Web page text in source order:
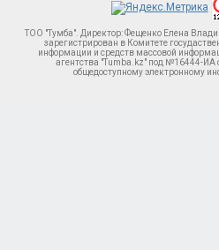
ТОО "Тумба". Директор: Фещенко Елена
зарегистрирован в Комитете
информации и средств массовой
агентства "Tumba.kz" под №16444-ИА
общедоступному электронному